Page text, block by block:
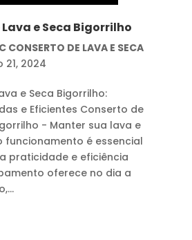
e Seca Bigorrilho
CONSERTO DE LAVA E SECA
21, 2024
e Seca Bigorrilho:
e Eficientes Conserto de
- Manter sua lava e
funcionamento é essencial
praticidade e eficiência
oferece no dia a